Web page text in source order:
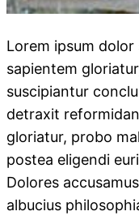
Lorem ipsum
sapientem
suscipiantur
detraxit
gloriatur, probo
postea eligendi
Dolores
albucius